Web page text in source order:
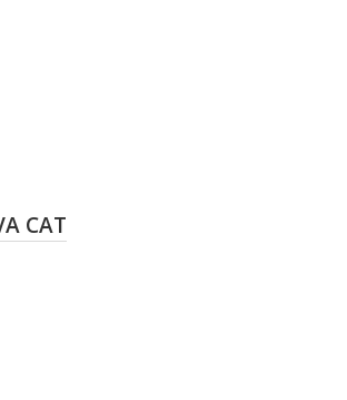
CAT